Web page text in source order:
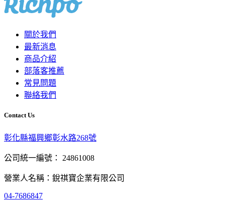
關於我們
最新消息
商品介紹
部落客推薦
常見問題
聯絡我們
Contact Us
彰化縣福興鄉彰水路268號
公司統一編號： 24861008
營業人名稱：銳祺寶企業有限公司
04-7686847